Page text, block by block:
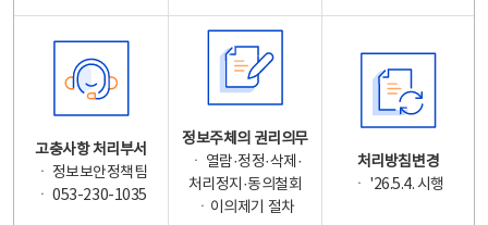
고충사항 처리부서
ㆍ 정보보안정책팀
ㆍ 053-230-1035
정보주체의 권리의무
ㆍ 열람·정정·삭제·
처리정지·동의철회
ㆍ이의제기 절차
처리방침변경
ㆍ '26.5.4. 시행